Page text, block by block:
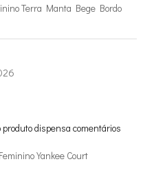
Terra Manta Bege Bordo
produto dispensa comentários
Yankee Court